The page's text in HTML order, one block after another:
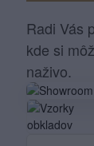
Radi Vás
kde si
naživo.